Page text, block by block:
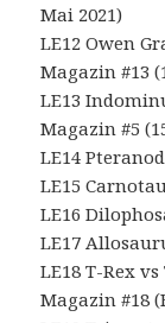
Mai 2021)
LE12 Owen
Magazin #13
LE13
Magazin #5
LE14
LE15
LE16
LE17
LE18 T-Rex
Magazin #18